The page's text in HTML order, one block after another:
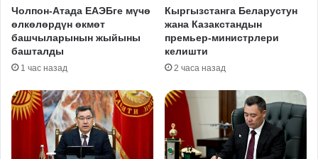
Чолпон-Атада ЕАЭБге мүчө
өлкөлөрдүн өкмөт
башчыларынын жыйыны
башталды
1 час назад
Кыргызстанга Беларустун
жана Казакстандын
премьер-министрлери
келишти
2 часа назад